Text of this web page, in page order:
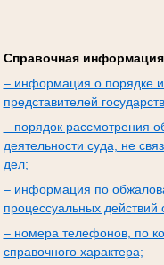
Справочная
– информация о порядке
представителей
– порядок рассмотрения
деятельности суда, не
дел;
– информация по
процессуальных действий
– номера телефонов, по
справочного характера;